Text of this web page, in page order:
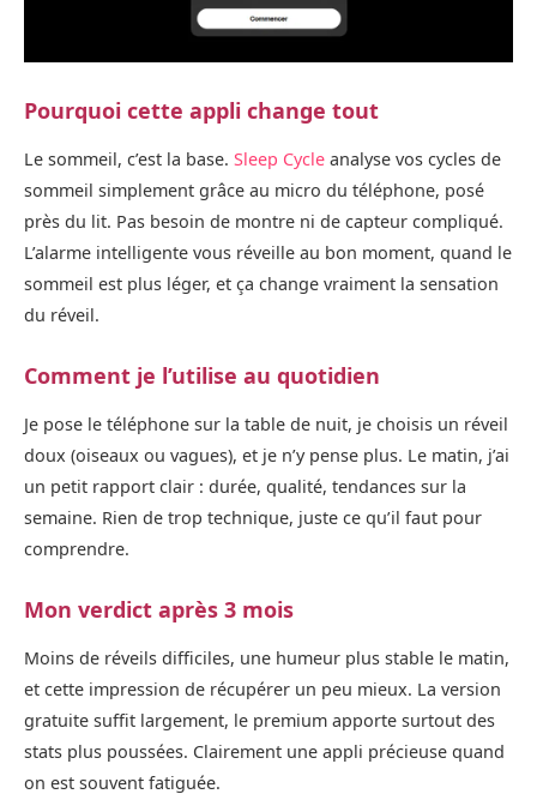
Pourquoi cette appli change tout
Le sommeil, c’est la base. Sleep Cycle analyse vos cycles de
sommeil simplement grâce au micro du téléphone, posé
près du lit. Pas besoin de montre ni de capteur compliqué.
L’alarme intelligente vous réveille au bon moment, quand le
sommeil est plus léger, et ça change vraiment la sensation
du réveil.
Comment je l’utilise au quotidien
Je pose le téléphone sur la table de nuit, je choisis un réveil
doux (oiseaux ou vagues), et je n’y pense plus. Le matin, j’ai
un petit rapport clair : durée, qualité, tendances sur la
semaine. Rien de trop technique, juste ce qu’il faut pour
comprendre.
Mon verdict après 3 mois
Moins de réveils difficiles, une humeur plus stable le matin,
et cette impression de récupérer un peu mieux. La version
gratuite suffit largement, le premium apporte surtout des
stats plus poussées. Clairement une appli précieuse quand
on est souvent fatiguée.